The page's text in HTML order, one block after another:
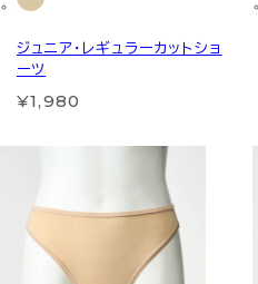
ジュニア・レギュラーカットショ
ーツ
¥1,980